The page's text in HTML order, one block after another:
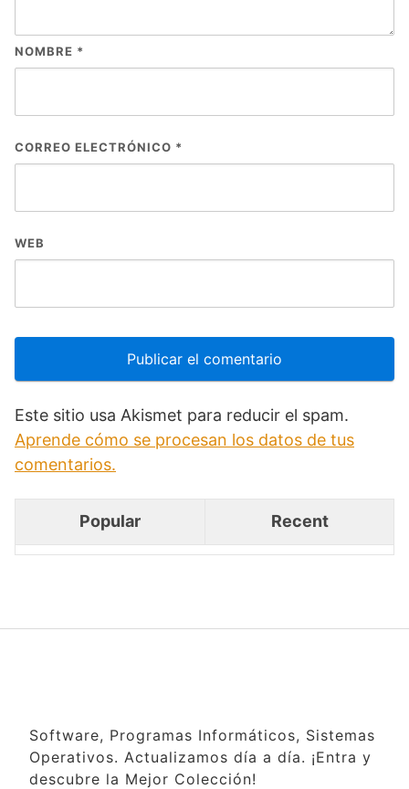
NOMBRE *
CORREO ELECTRÓNICO *
WEB
Este sitio usa Akismet para reducir el spam.
Aprende cómo se procesan los datos de tus
comentarios.
Popular Recent
Software, Programas Informáticos, Sistemas
Operativos. Actualizamos día a día. ¡Entra y
descubre la Mejor Colección!